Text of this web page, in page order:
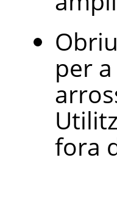
per
fora